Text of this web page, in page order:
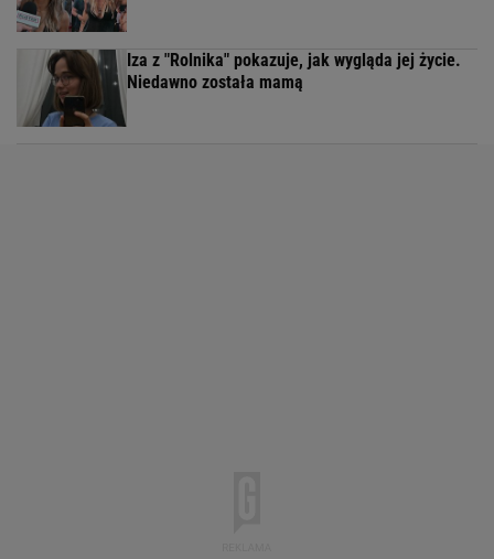
Iza z "Rolnika" pokazuje, jak wygląda jej życie.
Niedawno została mamą